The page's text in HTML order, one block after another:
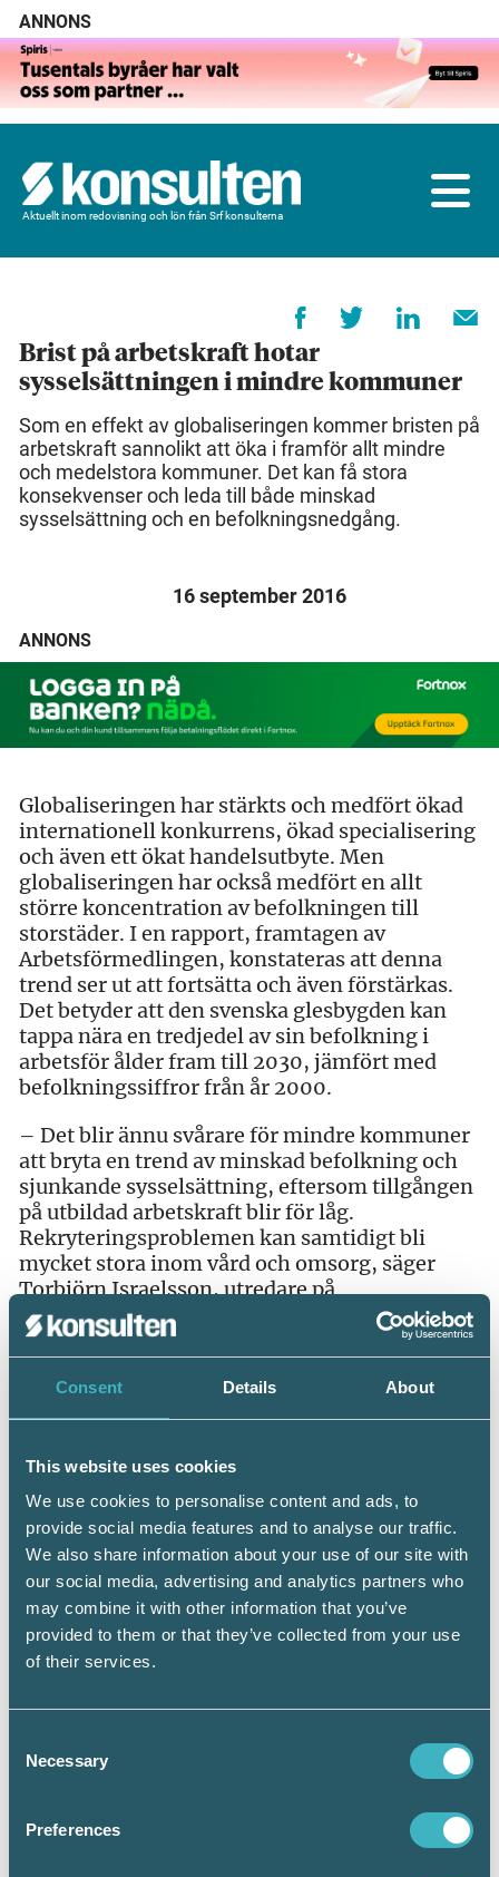
Consent Details About
This website uses cookies
We use cookies to personalise content and ads, to
provide social media features and to analyse our traffic.
We also share information about your use of our site with
our social media, advertising and analytics partners who
may combine it with other information that you’ve
provided to them or that they’ve collected from your use
of their services.
Selection
Necessary
Preferences
ANNONS
Aktuellt inom redovisning och lön från Srf konsulterna
Brist på arbetskraft hotar
sysselsättningen i mindre kommuner
Som en effekt av globaliseringen kommer bristen på
arbetskraft sannolikt att öka i framför allt mindre
och medelstora kommuner. Det kan få stora
konsekvenser och leda till både minskad
sysselsättning och en befolkningsnedgång.
16 september 2016
ANNONS
Globaliseringen har stärkts och medfört ökad
internationell konkurrens, ökad specialisering
och även ett ökat handelsutbyte. Men
globaliseringen har också medfört en allt
större koncentration av befolkningen till
storstäder. I en rapport, framtagen av
Arbetsförmedlingen, konstateras att denna
trend ser ut att fortsätta och även förstärkas.
Det betyder att den svenska glesbygden kan
tappa nära en tredjedel av sin befolkning i
arbetsför ålder fram till 2030, jämfört med
befolkningssiffror från år 2000.
– Det blir ännu svårare för mindre kommuner
att bryta en trend av minskad befolkning och
sjunkande sysselsättning, eftersom tillgången
på utbildad arbetskraft blir för låg.
Rekryteringsproblemen kan samtidigt bli
mycket stora inom vård och omsorg, säger
Torbjörn Israelsson, utredare på
Arbetsförmedlingens analysavdelning.
Möjligheten att tillsätta jobb i mindre
kommuner kommer i ännu högre grad att
hänga samman med inflyttningen av
lokala arbetsmarknaden. Sedan början av
1990-talet har dock 9 av 10 utrikes födda
funnit sina jobb i större städer.
För att tillväxten inte ska hämmas behövs en
rad olika åtgärder på flera politikområden
utöver arbetsmarknadspolitiken. Det handlar
bland annat om att stimulera den geografiska
och yrkesmässiga rörligheten på
utbildningarna för ungdomar och vuxna efter
arbetsmarknaden och få fler utrikes födda att
stanna på mindre orter.
– Att matcha utbildad arbetskraft till jobb i
mindre och medelstora kommuner blir en stor